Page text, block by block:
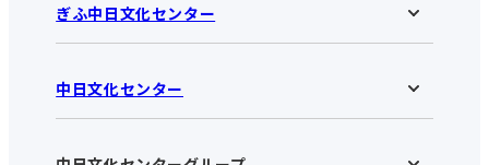
ぎふ中日文化センター
ぎふ中日文化センターHOME
お知らせ
アクセス･営業時間
中日文化センター